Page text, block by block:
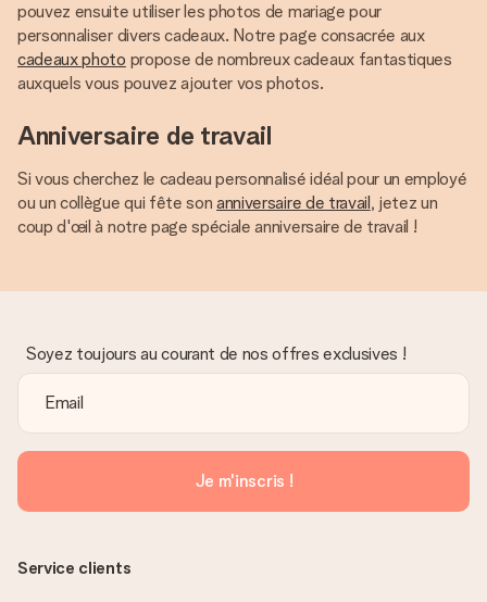
pouvez ensuite utiliser les photos de mariage pour
personnaliser divers cadeaux. Notre page consacrée aux
cadeaux photo propose de nombreux cadeaux fantastiques
auxquels vous pouvez ajouter vos photos.
Anniversaire de travail
Si vous cherchez le cadeau personnalisé idéal pour un employé
ou un collègue qui fête sonanniversaire de travail, jetez un
coup d'œil à notre page spéciale anniversaire de travail !
Soyez toujours au courant de nos offres exclusives !
Je m'inscris !
Service clients